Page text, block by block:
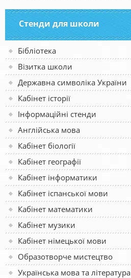
Стенди для школи
Бібліотека
Візитка школи
Державна символіка України
Кабінет історії
Інформаційні стенди
Англійська мова
Кабінет біології
Кабінет географії
Кабінет інформатики
Кабінет іспанської мови
Кабінет математики
Кабінет музики
Кабінет німецької мови
Образотворче мистецтво
Українська мова та література